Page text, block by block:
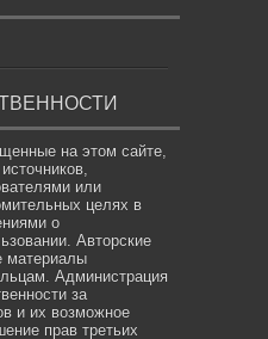
на этом сайте,
или
целях в
о
Авторские
материалы
Администрация
за
и их возможное
прав третьих